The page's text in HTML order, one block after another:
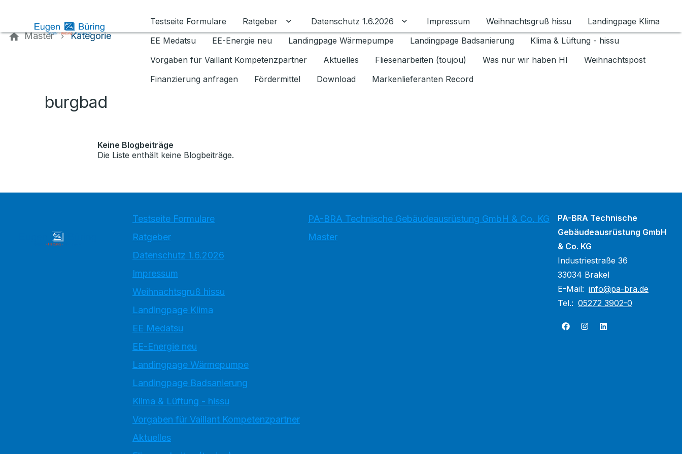
Testseite Formulare
Ratgeber Untermenü für Ratgeber umschalten
Datenschutz 1.6.2026 Untermenü für Datenschutz 1.6.2026 umschalten
Impressum Weihnachtsgruß hissu
Landingpage Klima
EE Medatsu
EE-Energie neu Landingpage Wärmepumpe Landingpage Badsanierung
Klima & Lüftung - hissu
Vorgaben für Vaillant Kompetenzpartner
Aktuelles Fliesenarbeiten (toujou) Was nur wir haben HI
Weihnachtspost
Finanzierung anfragen
Fördermittel Download Markenlieferanten Record
Master Kategorie
burgbad
Keine Blogbeiträge
Die Liste enthält keine Blogbeiträge.
Testseite Formulare
Ratgeber
Datenschutz 1.6.2026
Impressum
Weihnachtsgruß hissu
Landingpage Klima
EE Medatsu
EE-Energie neu
Landingpage Wärmepumpe
Landingpage Badsanierung
Klima & Lüftung - hissu
Vorgaben für Vaillant Kompetenzpartner
Aktuelles
PA-BRA Technische Gebäudeausrüstung GmbH & Co. KG
Master
PA-BRA Technische
Gebäudeausrüstung GmbH
& Co. KG
Industriestraße 36
33034 Brakel
E-Mail: info@pa-bra.de
Tel.: 05272 3902-0